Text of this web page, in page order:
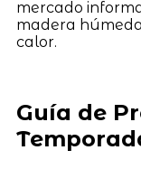
mercado
madera
calor.
Guía de